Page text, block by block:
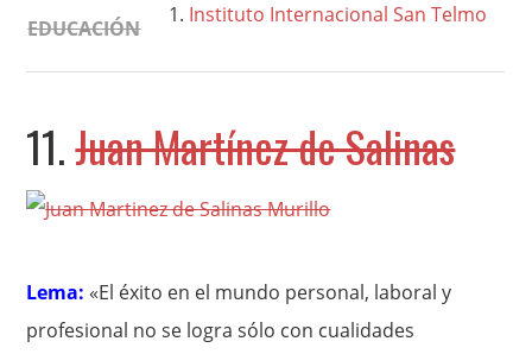
EDUCACIÓN
Instituto Internacional San Telmo
11.Juan Martínez de Salinas
Lema: «El éxito en el mundo personal, laboral y
profesional no se logra sólo con cualidades